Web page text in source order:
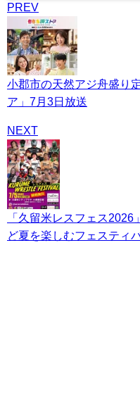
PREV
小郡市の天然アジ舟盛り
ア」7月3日放送
NEXT
「久留米レスフェス
ど夏を楽しむフェスティ